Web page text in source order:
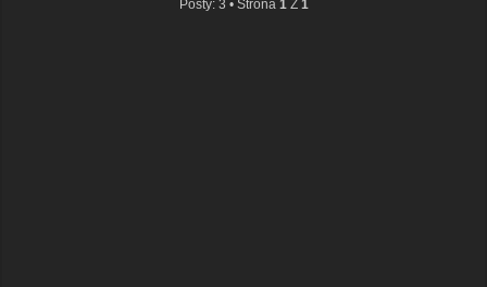
Posty: 3 • Strona 1Z 1